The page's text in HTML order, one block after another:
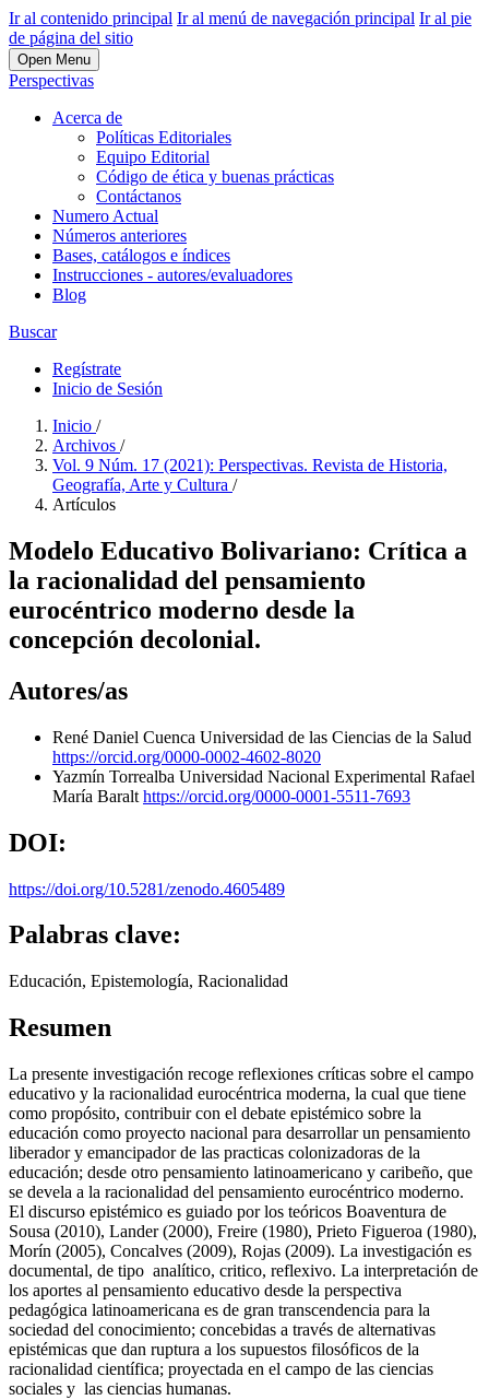
Ir al contenido principal Ir al menú de navegación principal Ir al pie
de página del sitio
Open Menu
Perspectivas
Acerca de
Políticas Editoriales
Equipo Editorial
Código de ética y buenas prácticas
Contáctanos
Numero Actual
Números anteriores
Bases, catálogos e índices
Instrucciones - autores/evaluadores
Blog
Buscar
Regístrate
Inicio de Sesión
Inicio /
Archivos /
Vol. 9 Núm. 17 (2021): Perspectivas. Revista de Historia,
Geografía, Arte y Cultura /
Artículos
Modelo Educativo Bolivariano: Crítica a
la racionalidad del pensamiento
eurocéntrico moderno desde la
concepción decolonial.
Autores/as
René Daniel Cuenca Universidad de las Ciencias de la Salud
https://orcid.org/0000-0002-4602-8020
Yazmín Torrealba Universidad Nacional Experimental Rafael
María Baralt https://orcid.org/0000-0001-5511-7693
DOI:
https://doi.org/10.5281/zenodo.4605489
Palabras clave:
Educación, Epistemología, Racionalidad
Resumen
La presente investigación recoge reflexiones críticas sobre el campo
educativo y la racionalidad eurocéntrica moderna, la cual que tiene
como propósito, contribuir con el debate epistémico sobre la
educación como proyecto nacional para desarrollar un pensamiento
liberador y emancipador de las practicas colonizadoras de la
educación; desde otro pensamiento latinoamericano y caribeño, que
se devela a la racionalidad del pensamiento eurocéntrico moderno.
El discurso epistémico es guiado por los teóricos Boaventura de
Sousa (2010), Lander (2000), Freire (1980), Prieto Figueroa (1980),
Morín (2005), Concalves (2009), Rojas (2009). La investigación es
documental, de tipo analítico, critico, reflexivo. La interpretación de
los aportes al pensamiento educativo desde la perspectiva
pedagógica latinoamericana es de gran transcendencia para la
sociedad del conocimiento; concebidas a través de alternativas
epistémicas que dan ruptura a los supuestos filosóficos de la
racionalidad científica; proyectada en el campo de las ciencias
sociales y las ciencias humanas.